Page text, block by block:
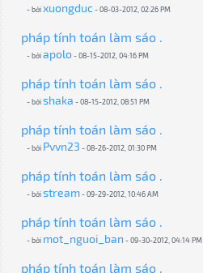
- bởixuongduc- 08-03-2012, 02:26 PM
pháp tính toán làm sáo .
- bởiapolo- 08-15-2012, 04:16 PM
pháp tính toán làm sáo .
- bởishaka - 08-15-2012, 08:51 PM
pháp tính toán làm sáo .
- bởi Pvvn23 - 08-26-2012, 01:30 PM
pháp tính toán làm sáo .
- bởistream- 09-29-2012, 10:46 AM
pháp tính toán làm sáo .
- bởi mot_nguoi_ban - 09-30-2012, 04:14 PM
pháp tính toán làm sáo .